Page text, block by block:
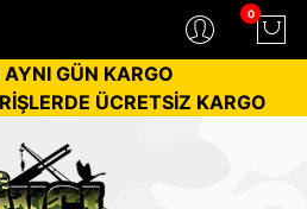
0
GÜN KARGO
ÜCRETSİZ KARGO